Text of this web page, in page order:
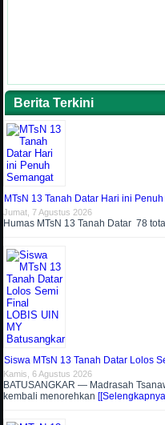
Berita Terkini
MTsN 13 Tanah Datar Hari ini
Jumat, 7 Agustus 2026
Humas MTsN 13 Tanah Datar 78
Siswa MTsN 13 Tanah Datar Lolos
Kamis, 6 Agustus 2026
BATUSANGKAR — Madrasah
kembali menorehkan